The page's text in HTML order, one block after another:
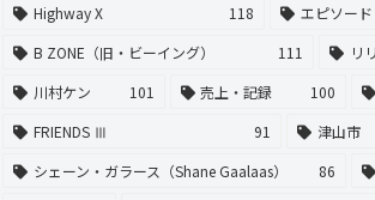
Highway X
118 エピソード
B ZONE（旧・ビーイング）
111 リ
川村ケン
101 売上・記録 100
FRIENDS Ⅲ
91 津山市
シェーン・ガラース（Shane Gaalaas）
86